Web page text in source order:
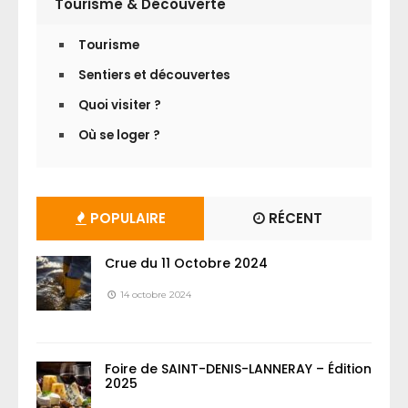
Tourisme
Sentiers et découvertes
Quoi visiter ?
Où se loger ?
POPULAIRE RÉCENT
Crue du 11 Octobre 2024
14 octobre 2024
Foire de SAINT-DENIS-LANNERAY – Édition
2025